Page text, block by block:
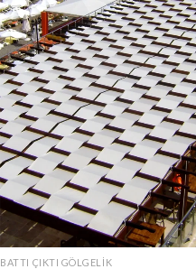
BATTI ÇIKTI GÖLGELIK